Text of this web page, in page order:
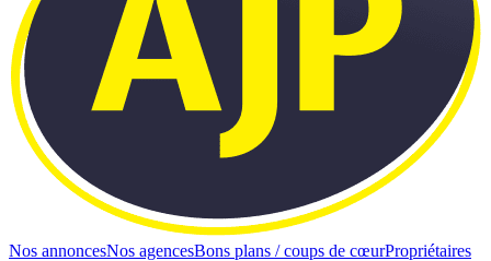
Nos annoncesNos agencesBons plans / coups de cœurPropriétaires